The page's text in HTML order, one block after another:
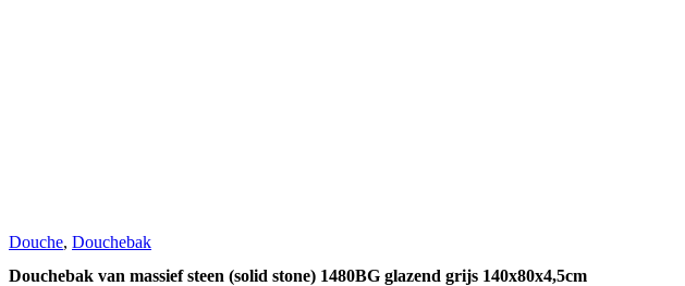
Douche, Douchebak
Douchebak van massief steen (solid stone) 1480BG glazend grijs 140x80x4,5cm